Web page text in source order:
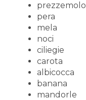
prezzemolo
pera
mela
noci
ciliegie
carota
albicocca
banana
mandorle